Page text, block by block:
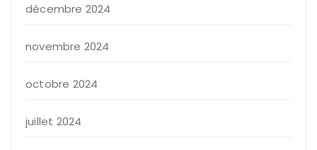
décembre 2024
novembre 2024
octobre 2024
juillet 2024